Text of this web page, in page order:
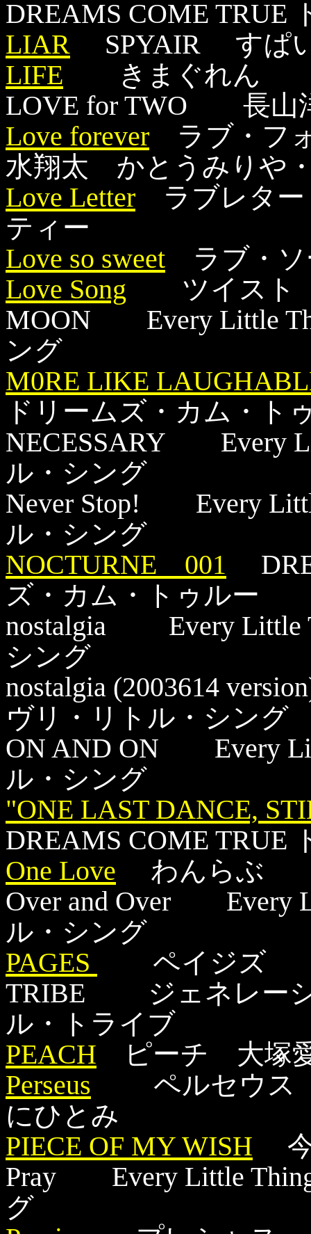
DREAMS COME TRUE
LIAR SPYAIR すぱ
LIFE きまぐれん
LOVE for TWO 長
Love forever ラブ・フ
水翔太 かとうみりや
Love Letter ラブレタ
ティー
Love so sweet ラブ・
Love Song ツイスト
MOON Every Little
ング
M0RE LIKE
ドリームズ・カム・ト
NECESSARY Every
ル・シング
Never Stop! Every
ル・シング
NOCTURNE 001
ズ・カム・トゥルー
nostalgia Every
シング
nostalgia (2003614
ヴリ・リトル・シ
ON AND ON Every
ル・シング
"ONE LAST DANCE,
DREAMS COME TRUE
One Love わんらぶ
Over and Over
ル・シング
PAGES
ペイジズ
TRIBE ジェネレーシ
ル・トライブ
PEACH ピーチ 大塚
Perseus ペルセウ
にひとみ
PIECE OF MY WISH 今
Pray Every Little
グ